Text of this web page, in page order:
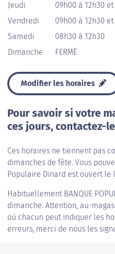
Jeudi
09h00 à 12h30
Vendredi
09h00 à 12h30
Samedi
08h30 à 12h30
Dimanche
FERMÉ
Modifier les horaires
Pour savoir si votre
ces jours, contactez-
Ces horaires ne tiennent pas
dimanches de fête. Vous
Populaire Dinard est ouvert le
Habituellement BANQUE
dimanche. Attention, au-
où chacun peut indiquer les
erreurs, merci de nous les